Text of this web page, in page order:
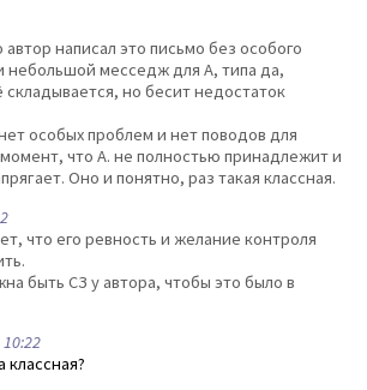
написал это письмо без особого
небольшой месседж для А, типа да,
но бесит недостаток
особых проблем и нет поводов для
что А. не полностью принадлежит и
Оно и понятно, раз такая классная.
что его ревность и желание контроля
быть СЗ у автора, чтобы это было в
классная?